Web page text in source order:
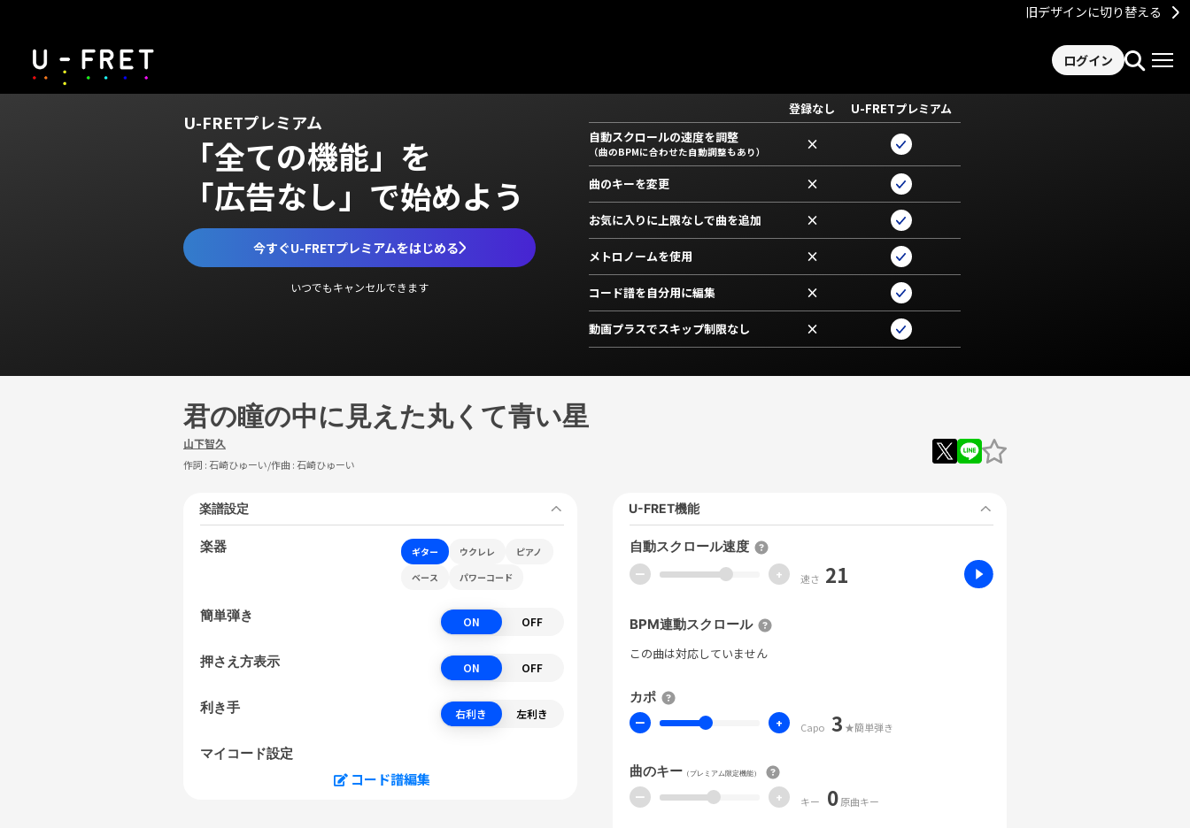
旧デザインに切り替える
ログイン
U-FRETプレミアム
「全ての機能」を
「広告なし」で始めよう
今すぐU-FRETプレミアムをはじめる
いつでもキャンセルできます
登録なし
U-FRETプレミアム
自動スクロールの速度を調整
（曲のBPMに合わせた自動調整もあり） ×
曲のキーを変更 ×
お気に入りに上限なしで曲を追加 ×
メトロノームを使用 ×
コード譜を自分用に編集 ×
動画プラスでスキップ制限なし ×
君の瞳の中に見えた丸くて青い星
山下智久
作詞 :石崎ひゅーい/作曲 :石崎ひゅーい
楽譜設定
楽器 ギター ウクレレ
ピアノ
ベース
パワーコード
簡単弾き ON OFF
押さえ方表示 ON OFF
利き手 右利き 左利き
マイコード設定
コード譜編集
U-FRET機能
自動スクロール速度
ー + 速さ 21
BPM連動スクロール
この曲は対応していません
カポ
ー + Capo 3 ★簡単弾き
曲のキー （プレミアム限定機能）
ー + キー 0原曲キー